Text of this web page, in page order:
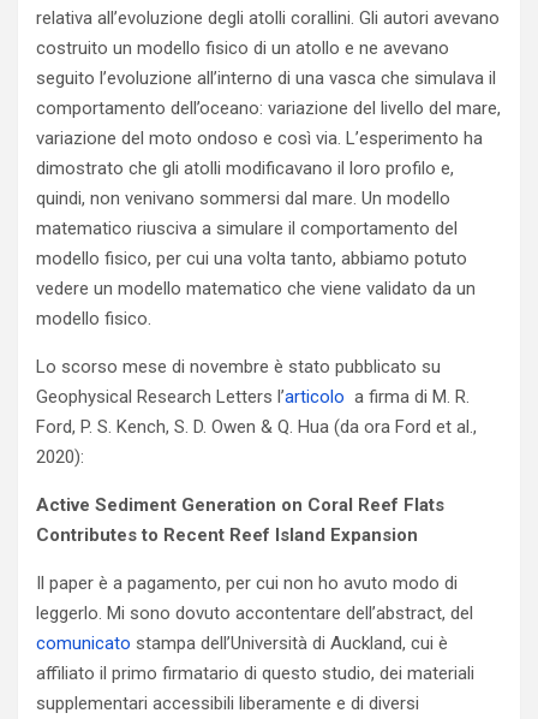
relativa all’evoluzione degli atolli corallini. Gli autori avevano
costruito un modello fisico di un atollo e ne avevano
seguito l’evoluzione all’interno di una vasca che simulava il
comportamento dell’oceano: variazione del livello del mare,
variazione del moto ondoso e così via. L’esperimento ha
dimostrato che gli atolli modificavano il loro profilo e,
quindi, non venivano sommersi dal mare. Un modello
matematico riusciva a simulare il comportamento del
modello fisico, per cui una volta tanto, abbiamo potuto
vedere un modello matematico che viene validato da un
modello fisico.
Lo scorso mese di novembre è stato pubblicato su
Geophysical Research Letters l’articolo a firma di M. R.
Ford, P. S. Kench, S. D. Owen & Q. Hua (da ora Ford et al.,
2020):
Active Sediment Generation on Coral Reef Flats
Contributes to Recent Reef Island Expansion
Il paper è a pagamento, per cui non ho avuto modo di
leggerlo. Mi sono dovuto accontentare dell’abstract, del
comunicato stampa dell’Università di Auckland, cui è
affiliato il primo firmatario di questo studio, dei materiali
supplementari accessibili liberamente e di diversi